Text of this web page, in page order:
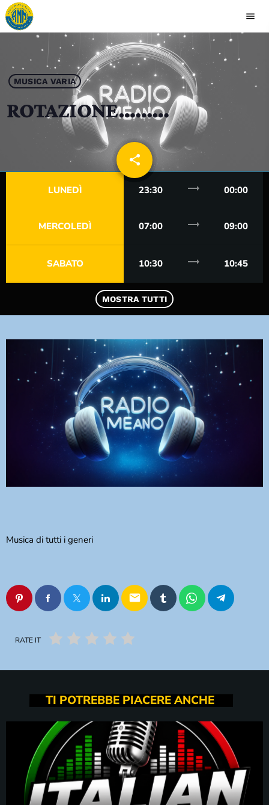
menu
close
play_arrow RADIO MEANO
CLASSIFICA
MUSICA VARIA
ROTAZIONE………
share
email
LUNEDÌ 23:30 trending_flat 00:00
MERCOLEDÌ 07:00 trending_flat 09:00
SABATO 10:30 trending_flat 10:45
MOSTRA TUTTI
Musica di tutti i generi
email
RATE IT
TI POTREBBE PIACERE ANCHE